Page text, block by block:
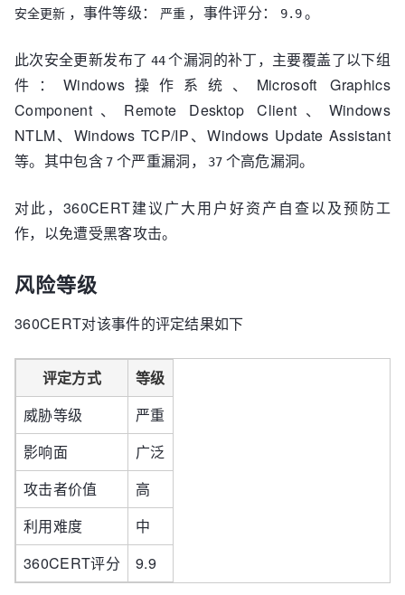
安全更新 ，事件等级： 严重 ，事件评分： 9.9 。
此次安全更新发布了 44 个漏洞的补丁，主要覆盖了以下组
件：Windows操作系统、Microsoft Graphics
Component、Remote Desktop Client、Windows
NTLM、Windows TCP/IP、Windows Update Assistant
等。其中包含 7 个严重漏洞， 37 个高危漏洞。
对此，360CERT建议广大用户好资产自查以及预防工
作，以免遭受黑客攻击。
风险等级
360CERT对该事件的评定结果如下
评定方式
等级
威胁等级
严重
影响面
广泛
攻击者价值
高
利用难度
中
360CERT评分
9.9